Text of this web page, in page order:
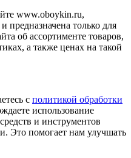
www.oboykin.ru,
предназначена только для
об ассортименте товаров,
а также ценах на такой
с политикой обработки
использование
и инструментов
Это помогает нам улучшать